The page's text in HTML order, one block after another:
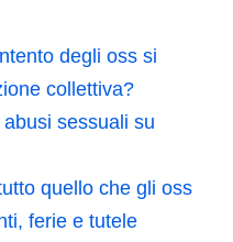
degli oss si
collettiva?
sessuali su
quello che gli oss
ferie e tutele